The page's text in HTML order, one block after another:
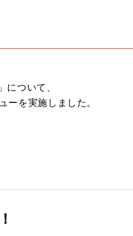
について、
ーを実施しました。